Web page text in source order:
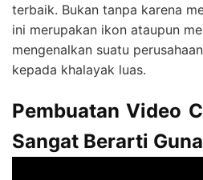
terbaik. Bukan tanpa karena
ini merupakan ikon ataupun
mengenalkan suatu
kepada khalayak luas.
Pembuatan Video
Sangat Berarti